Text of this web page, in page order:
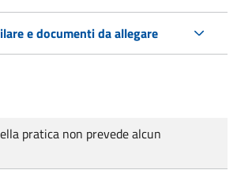
e documenti da allegare
pratica non prevede alcun